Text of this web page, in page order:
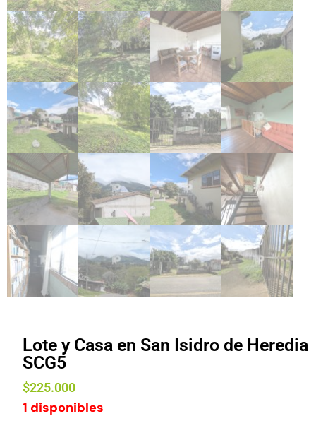
Lote y Casa en San Isidro de Heredia
SCG5
$225.000
1 disponibles